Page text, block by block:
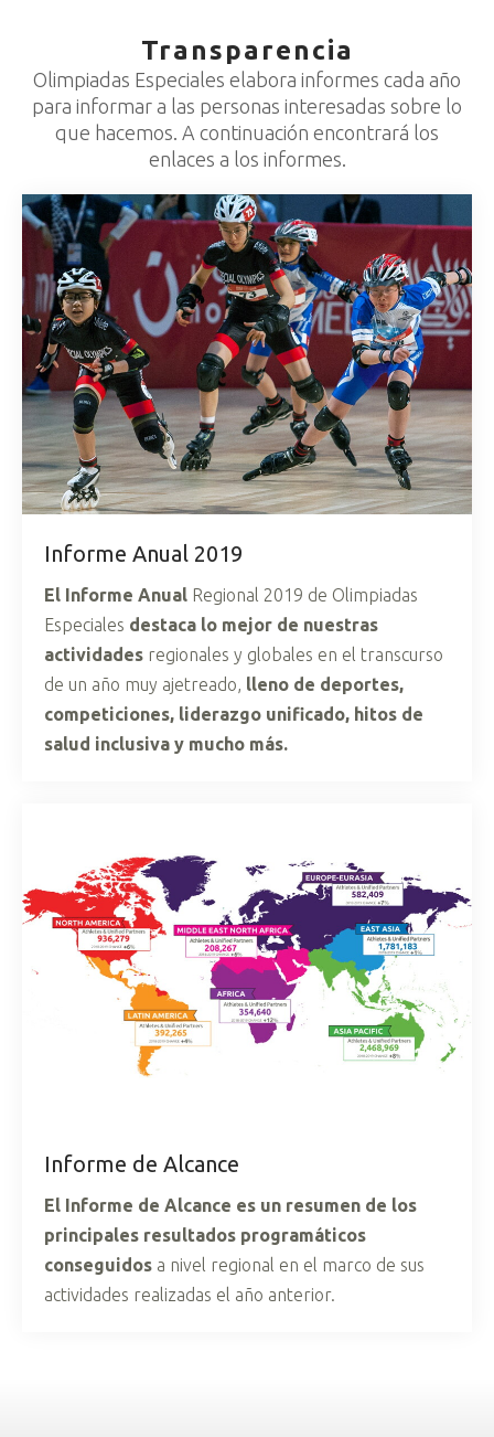
Transparencia
Olimpiadas Especiales elabora informes cada año
para informar a las personas interesadas sobre lo
que hacemos. A continuación encontrará los
enlaces a los informes.
Informe Anual 2019
El Informe Anual Regional 2019 de Olimpiadas
Especiales destaca lo mejor de nuestras
actividades regionales y globales en el transcurso
de un año muy ajetreado, lleno de deportes,
competiciones, liderazgo unificado, hitos de
salud inclusiva y mucho más.
Informe de Alcance
El Informe de Alcance es un resumen de los
principales resultados programáticos
conseguidos a nivel regional en el marco de sus
actividades realizadas el año anterior.